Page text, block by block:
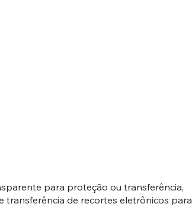
para proteção ou transferência,
transferência de recortes eletrônicos para